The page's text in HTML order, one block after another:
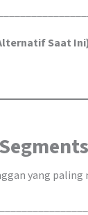
Saat
yang paling